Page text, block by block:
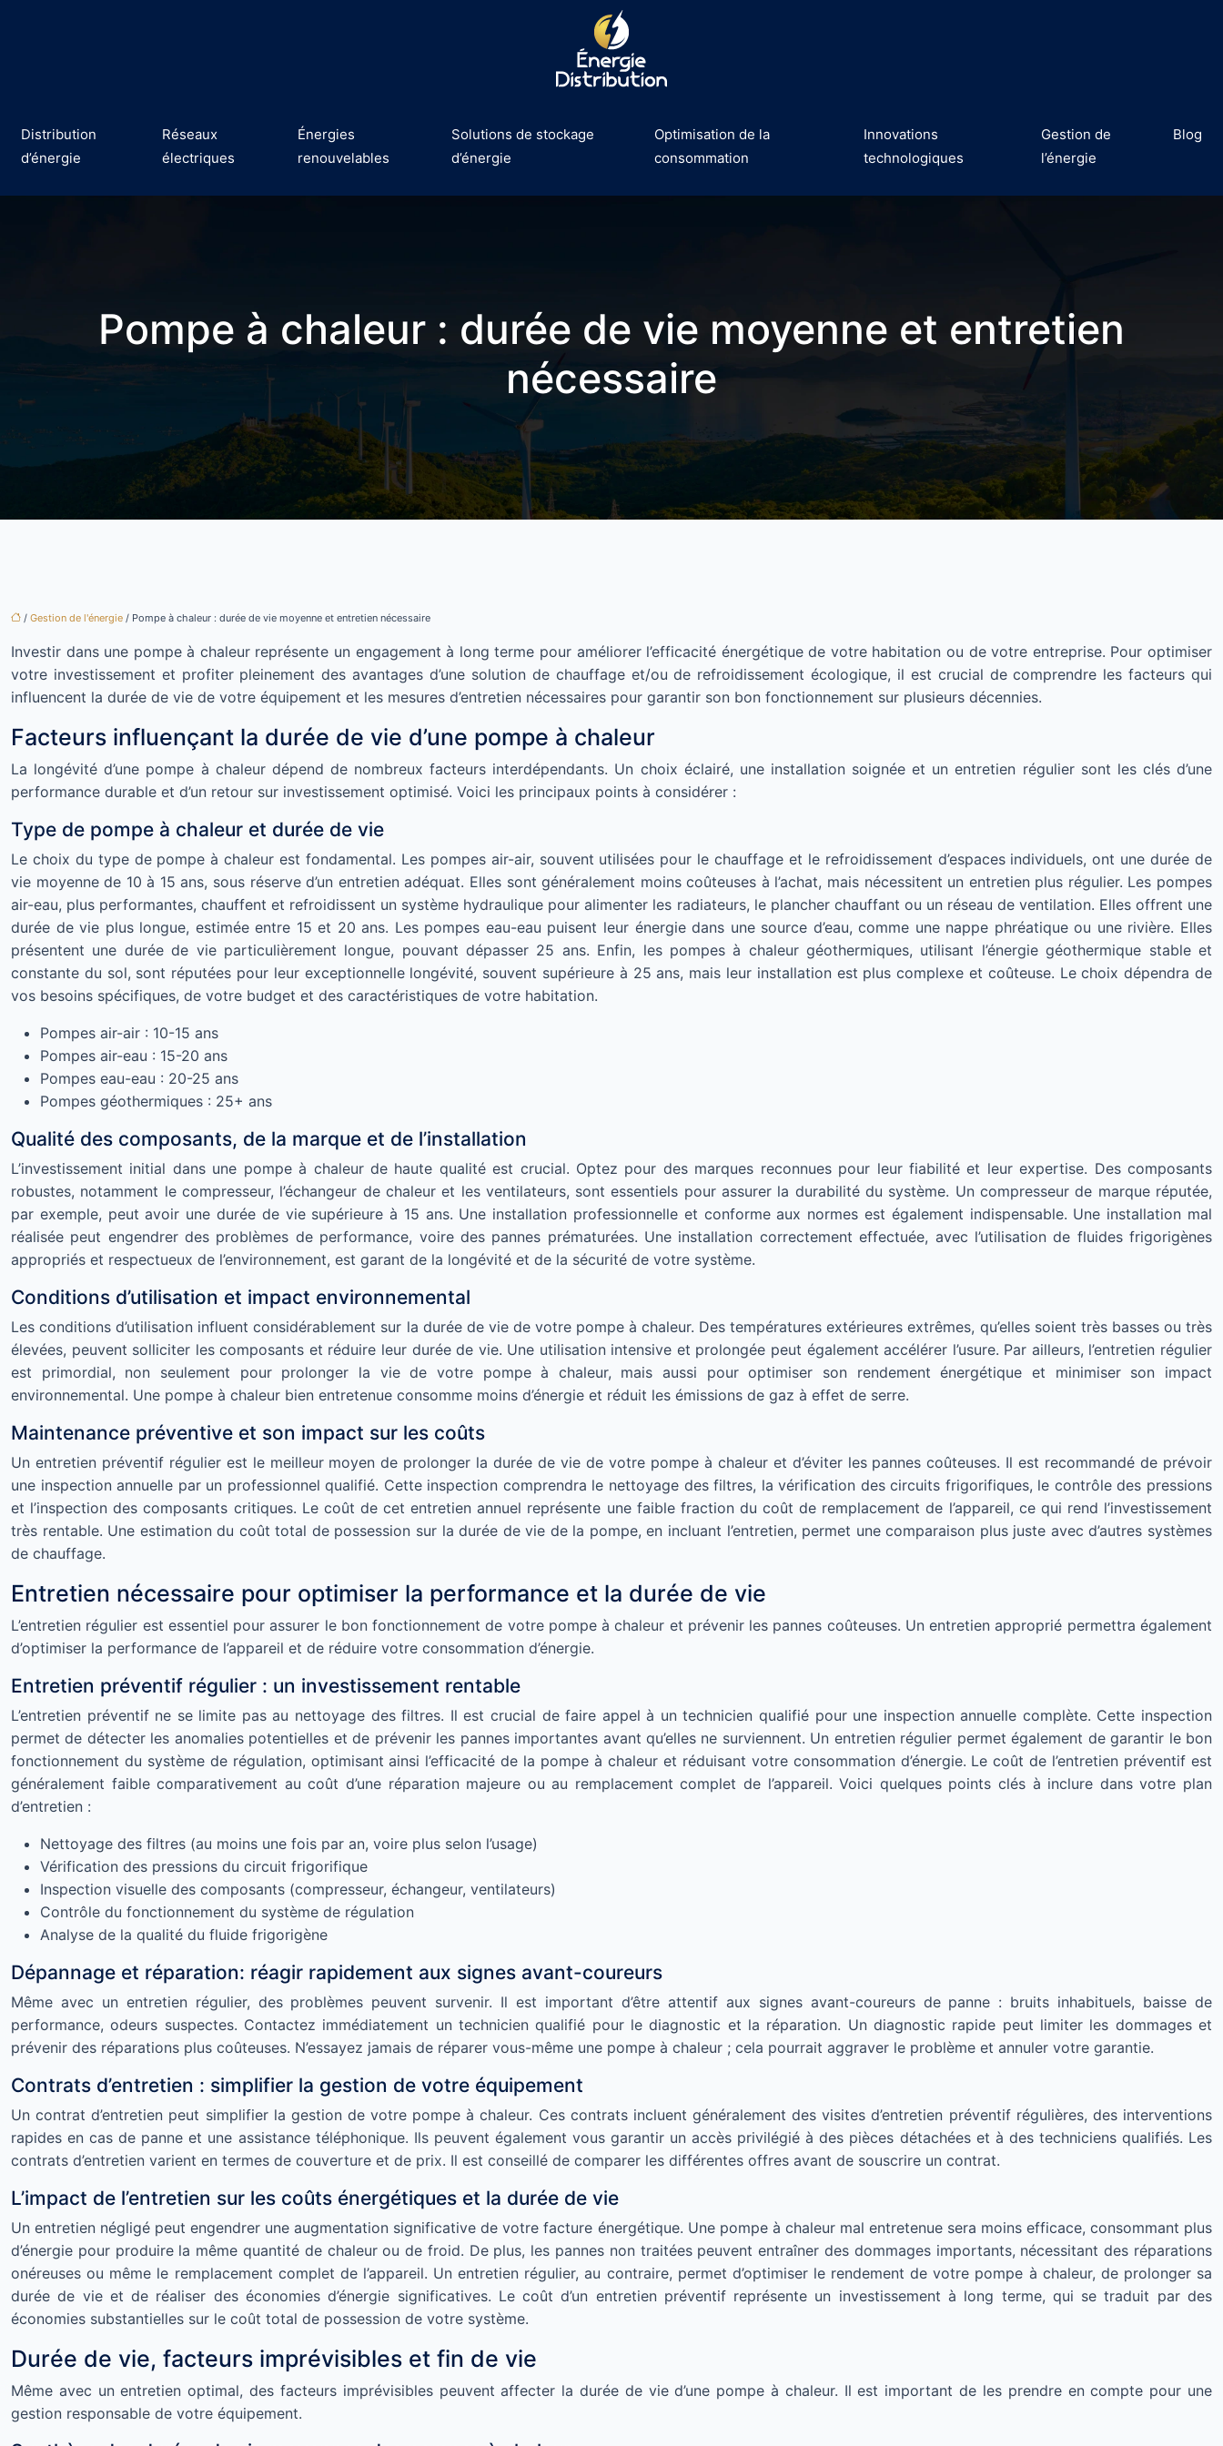
Distribution
d’énergie
Réseaux
électriques
Énergies
renouvelables
Solutions de stockage
d’énergie
Optimisation de la
consommation
Innovations
technologiques
Gestion de
l’énergie
Blog
Pompe à chaleur : durée de vie moyenne et entretien
nécessaire
/ Gestion de l'énergie / Pompe à chaleur : durée de vie moyenne et entretien nécessaire
Investir dans une pompe à chaleur représente un engagement à long terme pour améliorer l’efficacité énergétique de votre habitation ou de votre entreprise. Pour optimiser
votre investissement et profiter pleinement des avantages d’une solution de chauffage et/ou de refroidissement écologique, il est crucial de comprendre les facteurs qui
influencent la durée de vie de votre équipement et les mesures d’entretien nécessaires pour garantir son bon fonctionnement sur plusieurs décennies.
Facteurs influençant la durée de vie d’une pompe à chaleur
La longévité d’une pompe à chaleur dépend de nombreux facteurs interdépendants. Un choix éclairé, une installation soignée et un entretien régulier sont les clés d’une
performance durable et d’un retour sur investissement optimisé. Voici les principaux points à considérer :
Type de pompe à chaleur et durée de vie
Le choix du type de pompe à chaleur est fondamental. Les pompes air-air, souvent utilisées pour le chauffage et le refroidissement d’espaces individuels, ont une durée de
vie moyenne de 10 à 15 ans, sous réserve d’un entretien adéquat. Elles sont généralement moins coûteuses à l’achat, mais nécessitent un entretien plus régulier. Les pompes
air-eau, plus performantes, chauffent et refroidissent un système hydraulique pour alimenter les radiateurs, le plancher chauffant ou un réseau de ventilation. Elles offrent une
durée de vie plus longue, estimée entre 15 et 20 ans. Les pompes eau-eau puisent leur énergie dans une source d’eau, comme une nappe phréatique ou une rivière. Elles
présentent une durée de vie particulièrement longue, pouvant dépasser 25 ans. Enfin, les pompes à chaleur géothermiques, utilisant l’énergie géothermique stable et
constante du sol, sont réputées pour leur exceptionnelle longévité, souvent supérieure à 25 ans, mais leur installation est plus complexe et coûteuse. Le choix dépendra de
vos besoins spécifiques, de votre budget et des caractéristiques de votre habitation.
Pompes air-air : 10-15 ans
Pompes air-eau : 15-20 ans
Pompes eau-eau : 20-25 ans
Pompes géothermiques : 25+ ans
Qualité des composants, de la marque et de l’installation
L’investissement initial dans une pompe à chaleur de haute qualité est crucial. Optez pour des marques reconnues pour leur fiabilité et leur expertise. Des composants
robustes, notamment le compresseur, l’échangeur de chaleur et les ventilateurs, sont essentiels pour assurer la durabilité du système. Un compresseur de marque réputée,
par exemple, peut avoir une durée de vie supérieure à 15 ans. Une installation professionnelle et conforme aux normes est également indispensable. Une installation mal
réalisée peut engendrer des problèmes de performance, voire des pannes prématurées. Une installation correctement effectuée, avec l’utilisation de fluides frigorigènes
appropriés et respectueux de l’environnement, est garant de la longévité et de la sécurité de votre système.
Conditions d’utilisation et impact environnemental
Les conditions d’utilisation influent considérablement sur la durée de vie de votre pompe à chaleur. Des températures extérieures extrêmes, qu’elles soient très basses ou très
élevées, peuvent solliciter les composants et réduire leur durée de vie. Une utilisation intensive et prolongée peut également accélérer l’usure. Par ailleurs, l’entretien régulier
est primordial, non seulement pour prolonger la vie de votre pompe à chaleur, mais aussi pour optimiser son rendement énergétique et minimiser son impact
environnemental. Une pompe à chaleur bien entretenue consomme moins d’énergie et réduit les émissions de gaz à effet de serre.
Maintenance préventive et son impact sur les coûts
Un entretien préventif régulier est le meilleur moyen de prolonger la durée de vie de votre pompe à chaleur et d’éviter les pannes coûteuses. Il est recommandé de prévoir
une inspection annuelle par un professionnel qualifié. Cette inspection comprendra le nettoyage des filtres, la vérification des circuits frigorifiques, le contrôle des pressions
et l’inspection des composants critiques. Le coût de cet entretien annuel représente une faible fraction du coût de remplacement de l’appareil, ce qui rend l’investissement
très rentable. Une estimation du coût total de possession sur la durée de vie de la pompe, en incluant l’entretien, permet une comparaison plus juste avec d’autres systèmes
de chauffage.
Entretien nécessaire pour optimiser la performance et la durée de vie
L’entretien régulier est essentiel pour assurer le bon fonctionnement de votre pompe à chaleur et prévenir les pannes coûteuses. Un entretien approprié permettra également
d’optimiser la performance de l’appareil et de réduire votre consommation d’énergie.
Entretien préventif régulier : un investissement rentable
L’entretien préventif ne se limite pas au nettoyage des filtres. Il est crucial de faire appel à un technicien qualifié pour une inspection annuelle complète. Cette inspection
permet de détecter les anomalies potentielles et de prévenir les pannes importantes avant qu’elles ne surviennent. Un entretien régulier permet également de garantir le bon
fonctionnement du système de régulation, optimisant ainsi l’efficacité de la pompe à chaleur et réduisant votre consommation d’énergie. Le coût de l’entretien préventif est
généralement faible comparativement au coût d’une réparation majeure ou au remplacement complet de l’appareil. Voici quelques points clés à inclure dans votre plan
d’entretien :
Nettoyage des filtres (au moins une fois par an, voire plus selon l’usage)
Vérification des pressions du circuit frigorifique
Inspection visuelle des composants (compresseur, échangeur, ventilateurs)
Contrôle du fonctionnement du système de régulation
Analyse de la qualité du fluide frigorigène
Dépannage et réparation: réagir rapidement aux signes avant-coureurs
Même avec un entretien régulier, des problèmes peuvent survenir. Il est important d’être attentif aux signes avant-coureurs de panne : bruits inhabituels, baisse de
performance, odeurs suspectes. Contactez immédiatement un technicien qualifié pour le diagnostic et la réparation. Un diagnostic rapide peut limiter les dommages et
prévenir des réparations plus coûteuses. N’essayez jamais de réparer vous-même une pompe à chaleur ; cela pourrait aggraver le problème et annuler votre garantie.
Contrats d’entretien : simplifier la gestion de votre équipement
Un contrat d’entretien peut simplifier la gestion de votre pompe à chaleur. Ces contrats incluent généralement des visites d’entretien préventif régulières, des interventions
rapides en cas de panne et une assistance téléphonique. Ils peuvent également vous garantir un accès privilégié à des pièces détachées et à des techniciens qualifiés. Les
contrats d’entretien varient en termes de couverture et de prix. Il est conseillé de comparer les différentes offres avant de souscrire un contrat.
L’impact de l’entretien sur les coûts énergétiques et la durée de vie
Un entretien négligé peut engendrer une augmentation significative de votre facture énergétique. Une pompe à chaleur mal entretenue sera moins efficace, consommant plus
d’énergie pour produire la même quantité de chaleur ou de froid. De plus, les pannes non traitées peuvent entraîner des dommages importants, nécessitant des réparations
onéreuses ou même le remplacement complet de l’appareil. Un entretien régulier, au contraire, permet d’optimiser le rendement de votre pompe à chaleur, de prolonger sa
durée de vie et de réaliser des économies d’énergie significatives. Le coût d’un entretien préventif représente un investissement à long terme, qui se traduit par des
économies substantielles sur le coût total de possession de votre système.
Durée de vie, facteurs imprévisibles et fin de vie
Même avec un entretien optimal, des facteurs imprévisibles peuvent affecter la durée de vie d’une pompe à chaleur. Il est important de les prendre en compte pour une
gestion responsable de votre équipement.